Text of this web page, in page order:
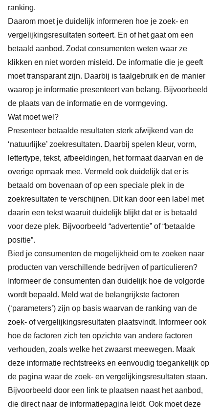
ranking.
Daarom moet je duidelijk informeren hoe je zoek- en
vergelijkingsresultaten sorteert. En of het gaat om een
betaald aanbod. Zodat consumenten weten waar ze
klikken en niet worden misleid. De informatie die je geeft
moet transparant zijn. Daarbij is taalgebruik en de manier
waarop je informatie presenteert van belang. Bijvoorbeeld
de plaats van de informatie en de vormgeving.
Wat moet wel?
Presenteer betaalde resultaten sterk afwijkend van de
‘natuurlijke’ zoekresultaten. Daarbij spelen kleur, vorm,
lettertype, tekst, afbeeldingen, het formaat daarvan en de
overige opmaak mee. Vermeld ook duidelijk dat er is
betaald om bovenaan of op een speciale plek in de
zoekresultaten te verschijnen. Dit kan door een label met
daarin een tekst waaruit duidelijk blijkt dat er is betaald
voor deze plek. Bijvoorbeeld “advertentie” of “betaalde
positie”.
Bied je consumenten de mogelijkheid om te zoeken naar
producten van verschillende bedrijven of particulieren?
Informeer de consumenten dan duidelijk hoe de volgorde
wordt bepaald. Meld wat de belangrijkste factoren
(‘parameters’) zijn op basis waarvan de ranking van de
zoek- of vergelijkingsresultaten plaatsvindt. Informeer ook
hoe de factoren zich ten opzichte van andere factoren
verhouden, zoals welke het zwaarst meewegen. Maak
deze informatie rechtstreeks en eenvoudig toegankelijk op
de pagina waar de zoek- en vergelijkingsresultaten staan.
Bijvoorbeeld door een link te plaatsen naast het aanbod,
die direct naar de informatiepagina leidt. Ook moet deze